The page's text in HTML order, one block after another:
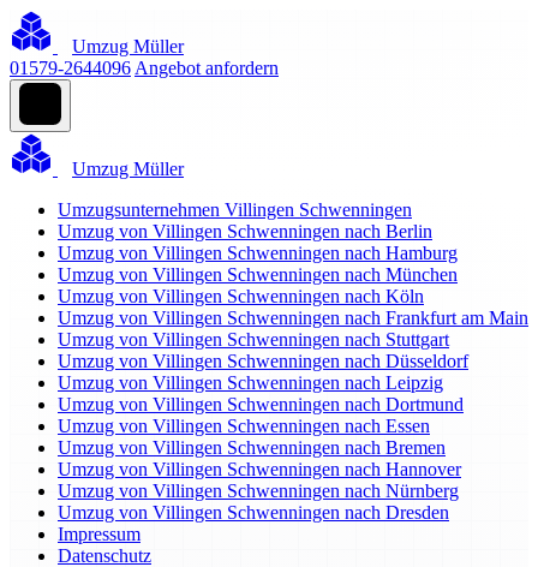
Umzug Müller
01579-2644096 Angebot anfordern
Umzug Müller
Umzugsunternehmen Villingen Schwenningen
Umzug von Villingen Schwenningen nach Berlin
Umzug von Villingen Schwenningen nach Hamburg
Umzug von Villingen Schwenningen nach München
Umzug von Villingen Schwenningen nach Köln
Umzug von Villingen Schwenningen nach Frankfurt am Main
Umzug von Villingen Schwenningen nach Stuttgart
Umzug von Villingen Schwenningen nach Düsseldorf
Umzug von Villingen Schwenningen nach Leipzig
Umzug von Villingen Schwenningen nach Dortmund
Umzug von Villingen Schwenningen nach Essen
Umzug von Villingen Schwenningen nach Bremen
Umzug von Villingen Schwenningen nach Hannover
Umzug von Villingen Schwenningen nach Nürnberg
Umzug von Villingen Schwenningen nach Dresden
Impressum
Datenschutz